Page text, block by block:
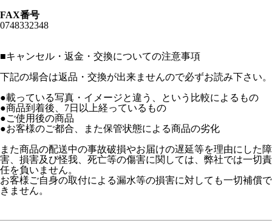
FAX番号
0748332348
■キャンセル・返金・交換についての注意事項
下記の場合は返品・交換が出来ませんので必ずお読み下さい。
●載っている写真・イメージと違う、という比較によるもの
●商品到着後、7日以上経っているもの
●ご使用後の商品
●お客様のご都合、また保管状態による商品の劣化
また商品の配送中の事故破損やお届けの遅延等を理由にした障
害、損害及び怪我、死亡等の傷害に関しては、弊社では一切責
任を負いません。
お客様ご自身の取付による漏水等の損害に対しても一切補償で
きません。